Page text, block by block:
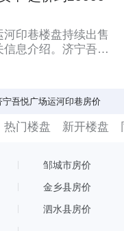
印巷楼盘持续出售
息介绍。济宁吾悦
宁吾悦广场运河印巷房价
热门楼盘 新开楼盘
邹城市房价
金乡县房价
泗水县房价